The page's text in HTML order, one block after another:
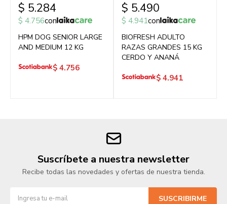
$ 5.284
$ 4.756con
HPM DOG SENIOR LARGE
AND MEDIUM 12 KG
$ 4.756
$ 5.490
$ 4.941con
BIOFRESH ADULTO
RAZAS GRANDES 15 KG
CERDO Y ANANÁ
$ 4.941
Suscríbete a nuestra newsletter
Recibe todas las novedades y ofertas de nuestra tienda.
SUSCRIBIRME